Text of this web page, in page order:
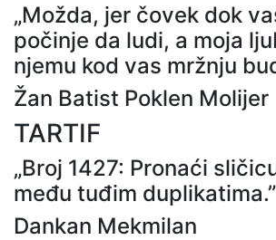
„Možda, jer čovek dok
počinje da ludi, a moja
njemu kod vas mržnju
Žan Batist Poklen Molijer
TARTIF
„Broj 1427: Pronaći
među tuđim duplikatima.”
Dankan Mekmilan